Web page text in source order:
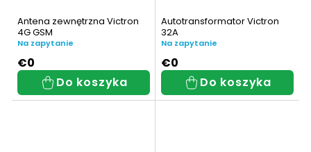
Antena zewnętrzna Victron
4G GSM
Na zapytanie
€0
Do koszyka
Autotransformator Victron
32A
Na zapytanie
€0
Do koszyka